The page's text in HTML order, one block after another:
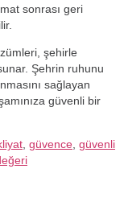
sonrası geri
şehirle
Şehrin ruhunu
sağlayan
güvenli bir
, güvence, güvenli